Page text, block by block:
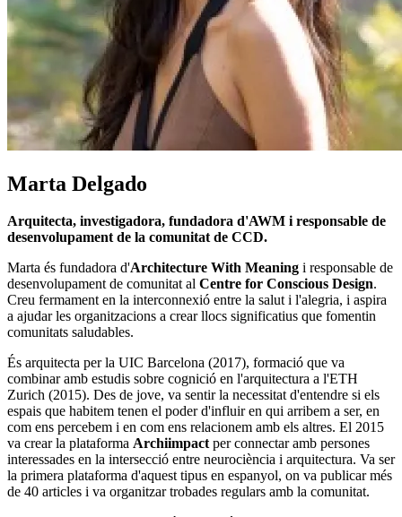
Marta Delgado
Arquitecta, investigadora, fundadora d'AWM i responsable de
desenvolupament de la comunitat de CCD.
Marta és fundadora d'Architecture With Meaning i responsable de
desenvolupament de comunitat al Centre for Conscious Design.
Creu fermament en la interconnexió entre la salut i l'alegria, i aspira
a ajudar les organitzacions a crear llocs significatius que fomentin
comunitats saludables.
És arquitecta per la UIC Barcelona (2017), formació que va
combinar amb estudis sobre cognició en l'arquitectura a l'ETH
Zurich (2015). Des de jove, va sentir la necessitat d'entendre si els
espais que habitem tenen el poder d'influir en qui arribem a ser, en
com ens percebem i en com ens relacionem amb els altres. El 2015
va crear la plataforma Archiimpactper connectar amb persones
interessades en la intersecció entre neurociència i arquitectura. Va ser
la primera plataforma d'aquest tipus en espanyol, on va publicar més
de 40 articles i va organitzar trobades regulars amb la comunitat.